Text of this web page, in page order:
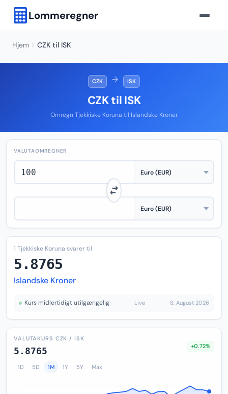
Lommeregner
Hjem CZK til ISK
CZK → ISK
CZK til ISK
Omregn Tjekkiske Koruna til Islandske Kroner
VALUTAOMREGNER
1 Tjekkiske Koruna svarer til
5.8765
Islandske Kroner
Kurs midlertidigt utilgængelig Live 8. August 2026
VALUTAKURS CZK / ISK
5.8765 +0.72%
1D 5D 1M 1Y 5Y Max